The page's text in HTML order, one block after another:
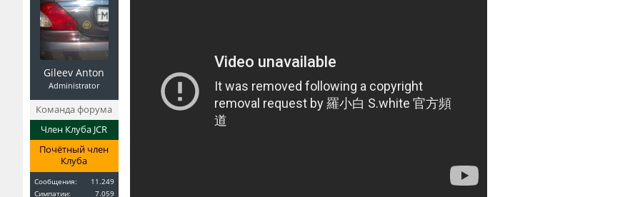
Gileev Anton
Administrator
Команда форума
Член Клуба JCR
Почётный член
Клуба
Сообщения:
11.249
Симпатии:
7.059